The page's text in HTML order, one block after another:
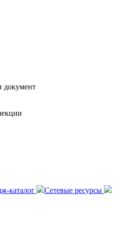
документ
каталог
Сетевые ресурсы